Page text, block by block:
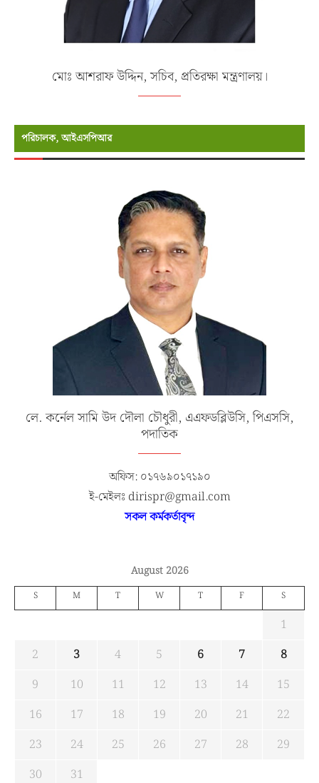
মোঃ আশরাফ উদ্দিন, সচিব, প্রতিরক্ষা মন্ত্রণালয়।
পরিচালক, আইএসপিআর
লে. কর্নেল সামি উদ দৌলা চৌধুরী, এএফডব্লিউসি, পিএসসি,
পদাতিক
অফিস: ০১৭৬৯০১৭১৯০
ই-মেইলঃ dirispr@gmail.com
সকল কর্মকর্তাবৃন্দ
August 2026
S M T W T F S
1
2
3 4 5 6 7
8
9
10 11 12 13 14
15
16
17 18 19 20 21
22
23
24 25 26 27 28
29
30
31